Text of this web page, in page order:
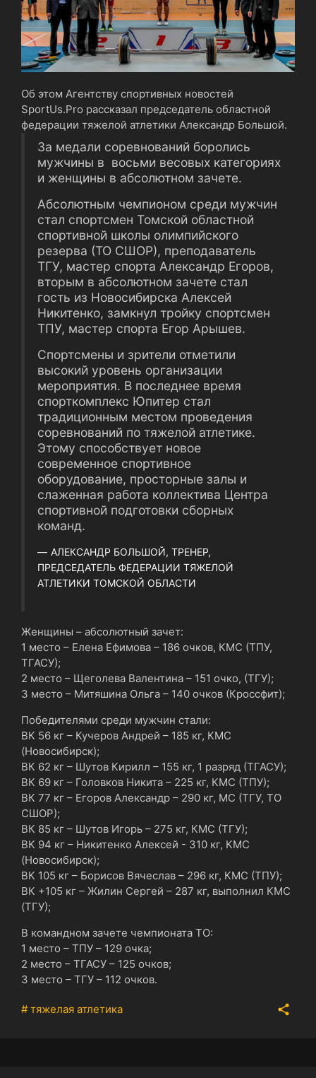
Об этом Агентству спортивных новостей
SportUs.Pro рассказал председатель областной
федерации тяжелой атлетики Александр Большой.
За медали соревнований боролись
мужчины в восьми весовых категориях
и женщины в абсолютном зачете.
Абсолютным чемпионом среди мужчин
стал спортсмен Томской областной
спортивной школы олимпийского
резерва (ТО СШОР), преподаватель
ТГУ, мастер спорта Александр Егоров,
вторым в абсолютном зачете стал
гость из Новосибирска Алексей
Никитенко, замкнул тройку спортсмен
ТПУ, мастер спорта Егор Арышев.
Спортсмены и зрители отметили
высокий уровень организации
мероприятия. В последнее время
спорткомплекс Юпитер стал
традиционным местом проведения
соревнований по тяжелой атлетике.
Этому способствует новое
современное спортивное
оборудование, просторные залы и
слаженная работа коллектива Центра
спортивной подготовки сборных
команд.
АЛЕКСАНДР БОЛЬШОЙ, ТРЕНЕР,
ПРЕДСЕДАТЕЛЬ ФЕДЕРАЦИИ ТЯЖЕЛОЙ
АТЛЕТИКИ ТОМСКОЙ ОБЛАСТИ
Женщины – абсолютный зачет:
1 место – Елена Ефимова – 186 очков, КМС (ТПУ,
ТГАСУ);
2 место – Щеголева Валентина – 151 очко, (ТГУ);
3 место – Митяшина Ольга – 140 очков (Кроссфит);
Победителями среди мужчин стали:
ВК 56 кг – Кучеров Андрей – 185 кг, КМС
(Новосибирск);
ВК 62 кг – Шутов Кирилл – 155 кг, 1 разряд (ТГАСУ);
ВК 69 кг – Головков Никита – 225 кг, КМС (ТПУ);
ВК 77 кг – Егоров Александр – 290 кг, МС (ТГУ, ТО
СШОР);
ВК 85 кг – Шутов Игорь – 275 кг, КМС (ТГУ);
ВК 94 кг – Никитенко Алексей - 310 кг, КМС
(Новосибирск);
ВК 105 кг – Борисов Вячеслав – 296 кг, КМС (ТПУ);
ВК +105 кг – Жилин Сергей – 287 кг, выполнил КМС
(ТГУ);
В командном зачете чемпионата ТО:
1 место – ТПУ – 129 очка;
2 место – ТГАСУ – 125 очков;
3 место – ТГУ – 112 очков.
# тяжелая атлетика